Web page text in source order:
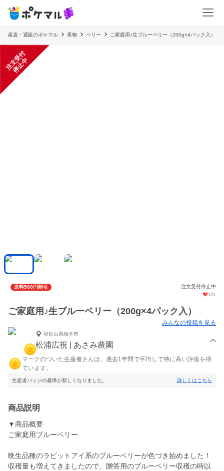
産直・通販のポケマル 果物 ベリー ご家庭用♪生ブルーベリー（200g×4パック入）
注
文
受
付
停
止
中
送料500円割引
注文受付停止中
111
ご家庭用♪生ブルーベリー（200g×4パック入）
みんなの投稿を見る
和歌山県橋本市
松浦広視 | あさみ農園
マークのついた生産者さんは、過去1年間で平均して特に高い評価を得
ています。
生産者バッジの基準が新しくなりました。 詳しくはこちら
商品説明
▼商品概要
ご家庭用ブルーベリー
晩生品種のラビットアイ系のブルーベリーが色づき始めました！
収穫量も増えてきましたので、贈答用のブルーベリー収穫の時以